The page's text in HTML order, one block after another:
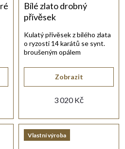
Bílé zlato drobný
přívěsek
3 020 Kč
Zobrazit
Kulatý přívěsek z bílého zlata
o ryzosti 14 karátů se synt.
broušeným opálem
Vlastní výroba